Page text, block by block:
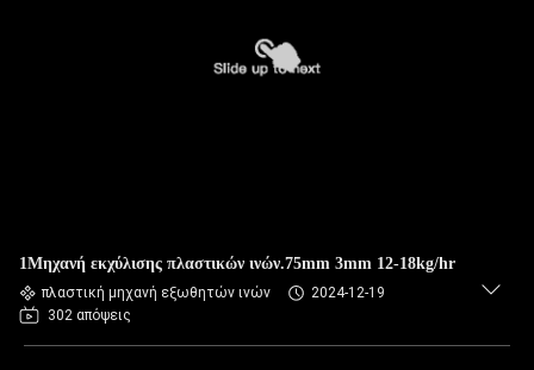
1Μηχανή εκχύλισης πλαστικών ινών.75mm 3mm 12-18kg/hr
πλαστική μηχανή εξωθητών ινών
2024-12-19
302 απόψεις